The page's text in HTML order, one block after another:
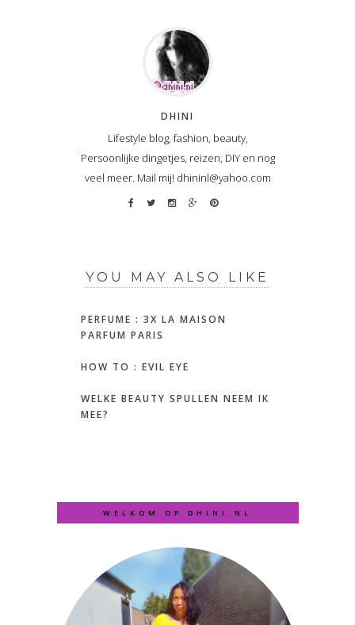
DHINI
Lifestyle blog, fashion, beauty,
Persoonlijke dingetjes, reizen, DIY en nog
veel meer. Mail mij! dhininl@yahoo.com
YOU MAY ALSO LIKE
PERFUME : 3X LA MAISON
PARFUM PARIS
HOW TO : EVIL EYE
WELKE BEAUTY SPULLEN NEEM IK
MEE?
WELKOM OP DHINI.NL